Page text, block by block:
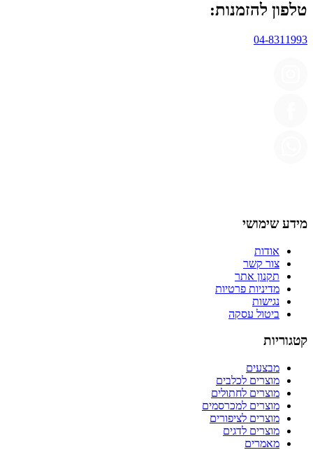
טלפון להזמנות:
04-8311993
מידע שימושי
אודות
צור קשר
תקנון אתר
מדיניות פרטיות
נגישות
ביטול עסקה
קטגוריות
מבצעים
מוצרים לכלבים
מוצרים לחתולים
מוצרים למכרסמים
מוצרים לציפורים
מוצרים לדגים
מאמרים